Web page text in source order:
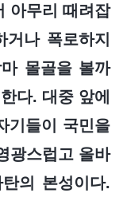
아무리 때려잡
거나 폭로하지
몰골을 볼까
다. 대중 앞에
기들이 국민을
광스럽고 올바
의 본성이다.